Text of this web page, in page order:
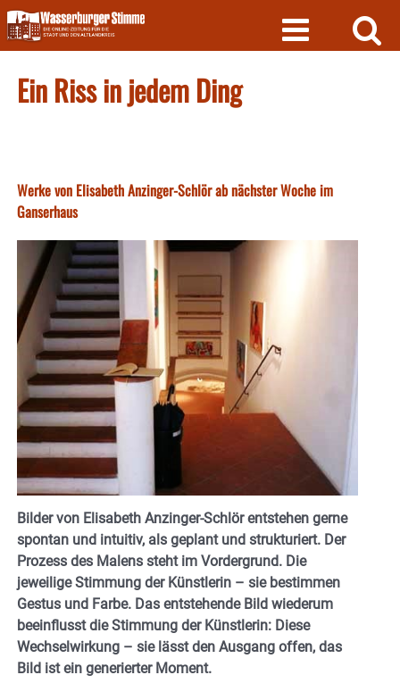
Skip
to
content
Ein Riss in jedem Ding
Werke von Elisabeth Anzinger-Schlör ab nächster Woche im
Ganserhaus
Bilder von Elisabeth Anzinger-Schlör entstehen gerne
spontan und intuitiv, als geplant und strukturiert. Der
Prozess des Malens steht im Vordergrund. Die
jeweilige Stimmung der Künstlerin – sie bestimmen
Gestus und Farbe. Das entstehende Bild wiederum
beeinflusst die Stimmung der Künstlerin: Diese
Wechselwirkung – sie lässt den Ausgang offen, das
Bild ist ein generierter Moment.